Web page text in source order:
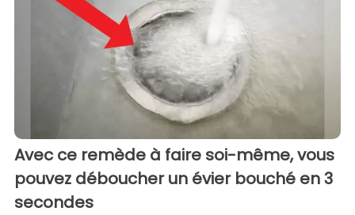
Avec ce remède à faire soi-même, vous
pouvez déboucher un évier bouché en 3
secondes